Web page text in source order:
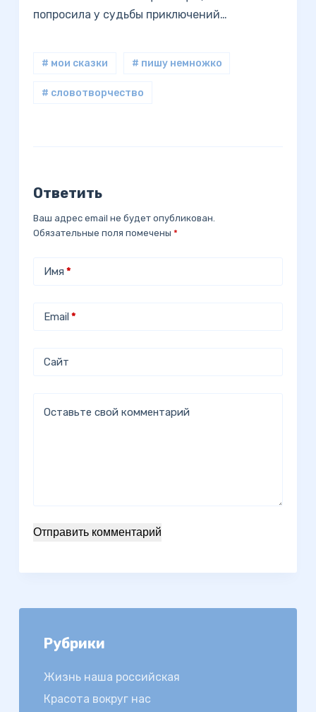
попросила у судьбы приключений…
# мои сказки # пишу немножко
# словотворчество
Ответить
Ваш адрес email не будет опубликован.
Обязательные поля помечены *
Имя *
Email*
Сайт
Оставьте свой комментарий
Отправить комментарий
Рубрики
Жизнь наша российская
Красота вокруг нас